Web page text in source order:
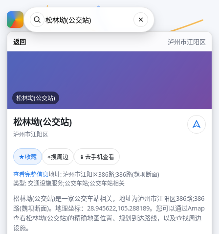
返回 泸州市江阳区
松林坳(公交站)
松林坳(公交站)
泸州市江阳区
★收藏 ⌖搜周边 📱 去手机查看
查看完整信息地址: 泸州市江阳区386路;386路(魏坝断面)
类型: 交通设施服务;公交车站;公交车站相关
松林坳(公交站)是一家公交车站相关，地址为泸州市江阳区386路;386
路(魏坝断面)。地理坐标：28.945622,105.288189。您可以通过Amap
查看松林坳(公交站)的精确地图位置、规划到达路线，以及查找周边
设施。